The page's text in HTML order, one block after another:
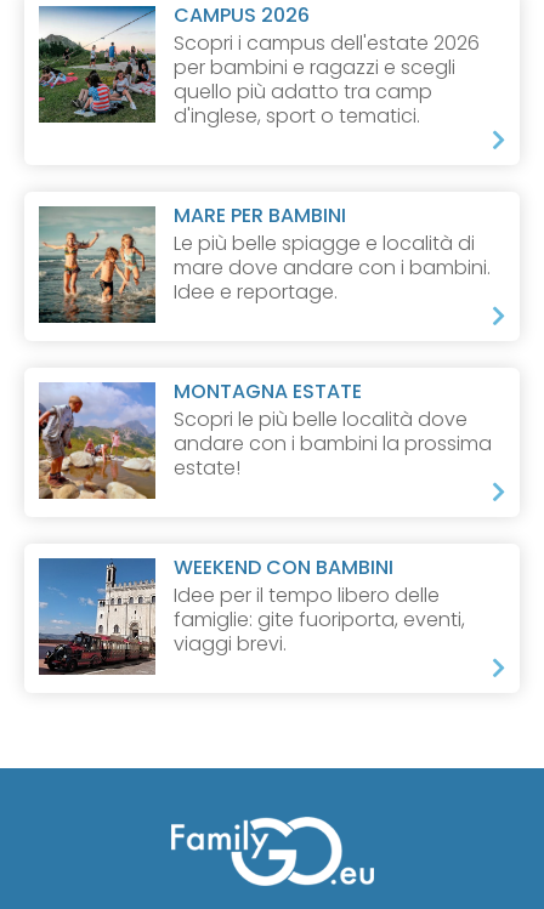
CAMPUS 2026
Scopri i campus dell'estate 2026
per bambini e ragazzi e scegli
quello più adatto tra camp
d'inglese, sport o tematici.
MARE PER BAMBINI
Le più belle spiagge e località di
mare dove andare con i bambini.
Idee e reportage.
MONTAGNA ESTATE
Scopri le più belle località dove
andare con i bambini la prossima
estate!
WEEKEND CON BAMBINI
Idee per il tempo libero delle
famiglie: gite fuoriporta, eventi,
viaggi brevi.